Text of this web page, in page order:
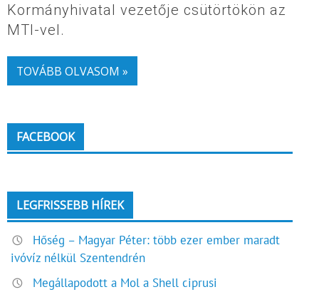
Kormányhivatal vezetője csütörtökön az
MTI-vel.
TOVÁBB OLVASOM »
FACEBOOK
LEGFRISSEBB HÍREK
Hőség – Magyar Péter: több ezer ember maradt
ivóvíz nélkül Szentendrén
Megállapodott a Mol a Shell ciprusi